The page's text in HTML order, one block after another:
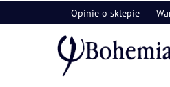
do
Opinie o sklepie